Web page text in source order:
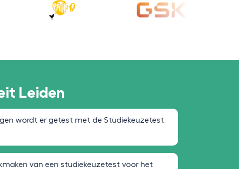
Leiden
wordt er getest met de Studiekeuzetest
van een studiekeuzetest voor het